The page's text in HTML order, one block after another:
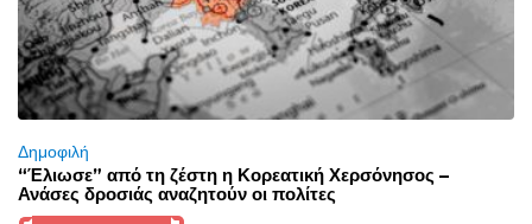
Δημοφιλή
“Έλιωσε” από τη ζέστη η Κορεατική Χερσόνησος –
Ανάσες δροσιάς αναζητούν οι πολίτες